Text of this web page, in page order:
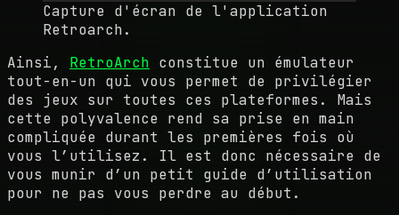
Capture d'écran de l'application
Retroarch.
Ainsi, RetroArch constitue un émulateur
tout-en-un qui vous permet de privilégier
des jeux sur toutes ces plateformes. Mais
cette polyvalence rend sa prise en main
compliquée durant les premières fois où
vous l’utilisez. Il est donc nécessaire de
vous munir d’un petit guide d’utilisation
pour ne pas vous perdre au début.